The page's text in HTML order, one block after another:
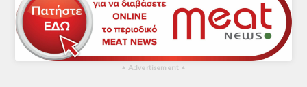
▴ Advertisement ▴